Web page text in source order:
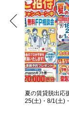
夏の賃貸脱出応
25(土)・8/1(土)